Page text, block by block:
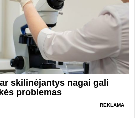
skilinėjantys nagai gali
problemas
REKLAMA